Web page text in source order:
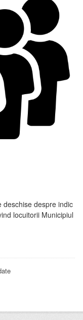
deschise despre indic
locuitorii Municipiul